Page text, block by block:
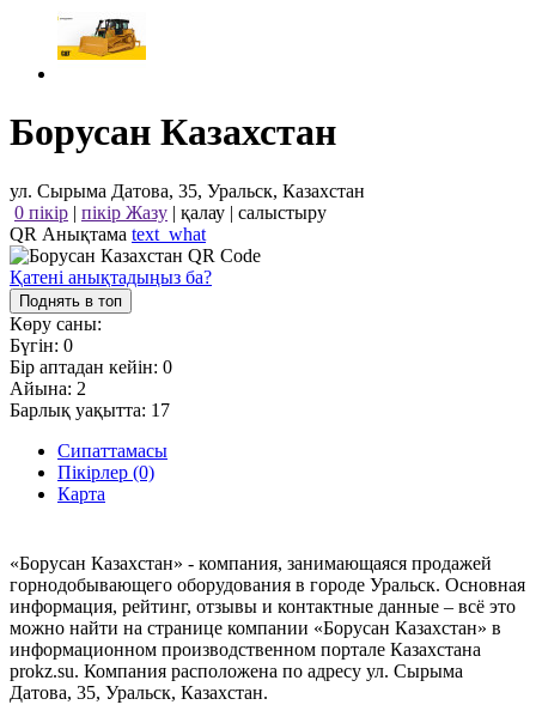
Борусан Казахстан
ул. Сырыма Датова, 35, Уральск, Казахстан
0 пікір | пікір Жазу | қалау | салыстыру
QR Анықтама text_what
Қатені анықтадыңыз ба?
Поднять в топ
Көру саны:
Бүгін: 0
Бір аптадан кейін: 0
Айына: 2
Барлық уақытта: 17
Сипаттамасы
Пікірлер (0)
Карта
«Борусан Казахстан» - компания, занимающаяся продажей
горнодобывающего оборудования в городе Уральск. Основная
информация, рейтинг, отзывы и контактные данные – всё это
можно найти на странице компании «Борусан Казахстан» в
информационном производственном портале Казахстана
prokz.su. Компания расположена по адресу ул. Сырыма
Датова, 35, Уральск, Казахстан.